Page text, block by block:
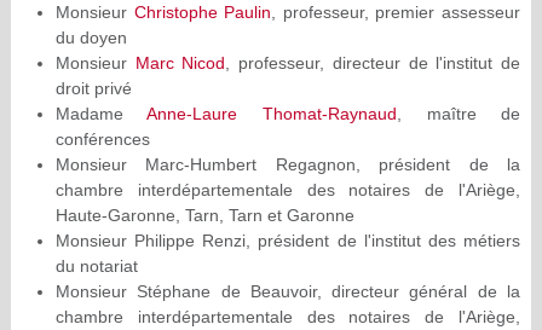
Monsieur Christophe Paulin , professeur, premier assesseur
du doyen
Monsieur Marc Nicod , professeur, directeur de l'institut de
droit privé
MadameAnne-Laure Thomat-Raynaud , maître de
conférences
Monsieur Marc-Humbert Regagnon, président de la
chambre interdépartementale des notaires de l'Ariège,
Haute-Garonne, Tarn, Tarn et Garonne
Monsieur Philippe Renzi, président de l'institut des métiers
du notariat
Monsieur Stéphane de Beauvoir, directeur général de la
chambre interdépartementale des notaires de l'Ariège,